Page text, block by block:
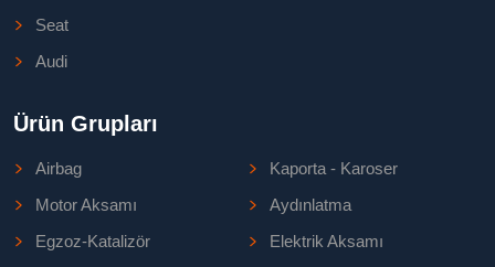
Seat
Audi
Ürün Grupları
Airbag
Kaporta - Karoser
Motor Aksamı
Aydınlatma
Egzoz-Katalizör
Elektrik Aksamı